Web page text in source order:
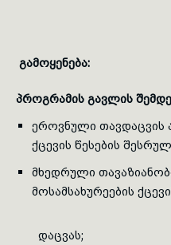
გამოყენება:
პროგრამის გავლის
ეროვნული თავდაცვის
ქცევის წესების
მხედრული
მოსამსახურეების
დაცვას;